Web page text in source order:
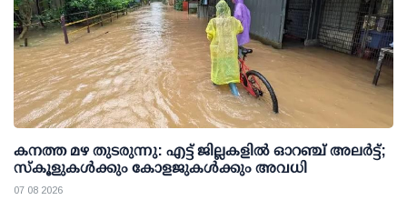
കനത്ത മഴ തുടരുന്നു: എട്ട് ജില്ലകളില്‍ ഓറഞ്ച് അലര്‍ട്ട്;
സ്‌കൂളുകള്‍ക്കും കോളജുകള്‍ക്കും അവധി
07 08 2026